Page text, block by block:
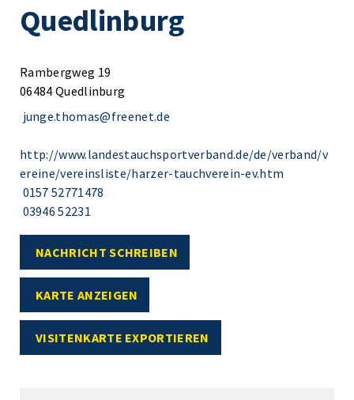
Quedlinburg
Rambergweg 19
06484 Quedlinburg
junge.thomas@freenet.de
http://www.landestauchsportverband.de/de/verband/v
ereine/vereinsliste/harzer-tauchverein-ev.htm
0157 52771478
03946 52231
NACHRICHT SCHREIBEN
KARTE ANZEIGEN
VISITENKARTE EXPORTIEREN